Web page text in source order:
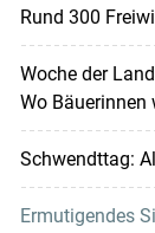
Rund 300
Woche der
Wo
Schwendttag:
Ermutigendes